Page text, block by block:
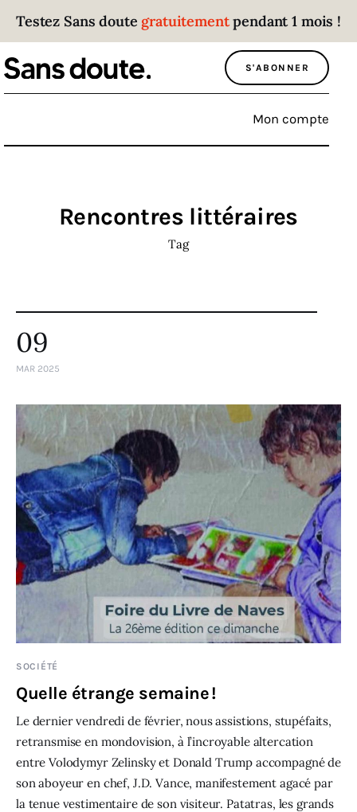
Testez Sans doute gratuitementpendant 1 mois !
S'ABONNER
Mon compte
Sans doute
Parce que plus personne n’écoute les gens
qui ont des choses à dire.
Politique
Sport
Société
Idées
Humour
Rencontres littéraires
Tag
09
MAR 2025
SOCIÉTÉ
Quelle étrange semaine !
Le dernier vendredi de février, nous assistions, stupéfaits,
retransmise en mondovision, à l’incroyable altercation
entre Volodymyr Zelinsky et Donald Trump accompagné de
son aboyeur en chef, J.D. Vance, manifestement agacé par
la tenue vestimentaire de son visiteur. Patatras, les grands